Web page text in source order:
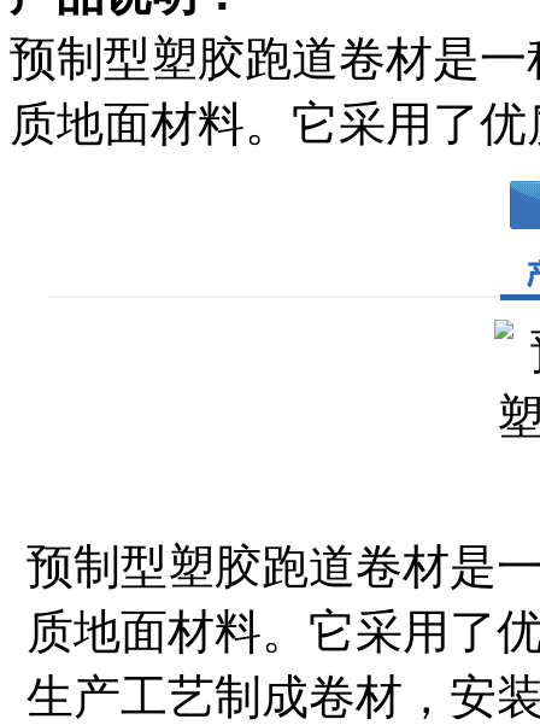
预制型塑胶跑道卷材是
质地面材料。它采用了
预制型塑胶跑道卷材是
质地面材料。它采用了
生产工艺制成卷材，安